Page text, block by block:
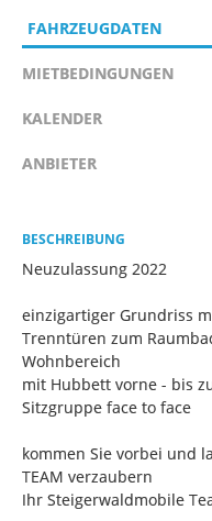
FAHRZEUGDATEN
MIETBEDINGUNGEN
KALENDER
ANBIETER
BESCHREIBUNG
Neuzulassung 2022
einzigartiger Grundriss
Trenntüren zum
Wohnbereich
mit Hubbett vorne - bis
Sitzgruppe face to face
kommen Sie vorbei und
TEAM verzaubern
Ihr Steigerwaldmobile